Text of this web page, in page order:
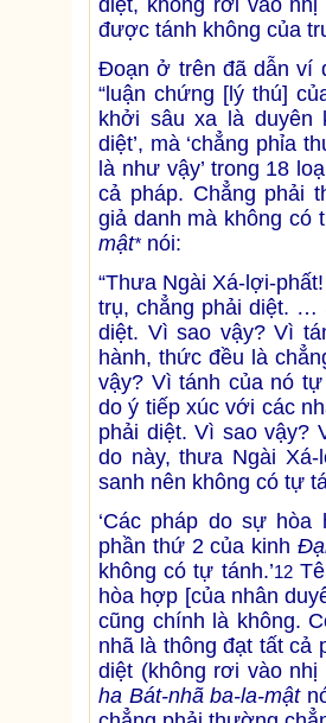
được tánh không của
Đoạn ở trên đã dẫn ví
“luận chứng [lý thú]
khởi sâu xa là duyên
diệt’, mà ‘chẳng phỉa
là như vậy’ trong 18
cả pháp. Chẳng phải
giả danh mà không
mật* nói:
“Thưa Ngài Xá-lợi-
trụ, chẳng phải diệt. …
diệt. Vì sao vậy? Vì
hành, thức đều là
vậy? Vì tánh của nó
do ý tiếp xúc với các
phải diệt. Vì sao vậy?
do này, thưa Ngài
sanh nên không có tự
‘Các pháp do sự hòa
phần thứ 2 của kinh
không có tự tánh.’12
hòa hợp [của nhân
cũng chính là không.
nhã là thông đạt tất cả
diệt (không rơi vào
ha Bát-nhã ba-la-mật